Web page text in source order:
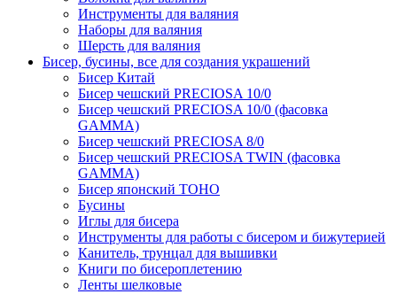
Инструменты для валяния
Наборы для валяния
Шерсть для валяния
Бисер, бусины, все для создания украшений
Бисер Китай
Бисер чешский PRECIOSA 10/0
Бисер чешский PRECIOSA 10/0 (фасовка
GAMMA)
Бисер чешский PRECIOSA 8/0
Бисер чешский PRECIOSA TWIN (фасовка
GAMMA)
Бисер японский TOHO
Бусины
Иглы для бисера
Инструменты для работы с бисером и бижутерией
Канитель, трунцал для вышивки
Книги по бисероплетению
Ленты шелковые